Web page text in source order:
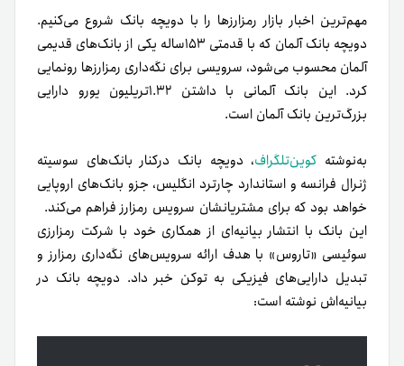
مهم‌ترین اخبار بازار رمزارزها را با دویچه بانک شروع می‌کنیم.
دویچه بانک آلمان که با قدمتی ۱۵۳‌ساله یکی از بانک‌های قدیمی‌
آلمان محسوب می‌شود، سرویسی برای نگه‌داری رمزارزها رونمایی
کرد. این بانک آلمانی با داشتن ۱.۳۲تریلیون یورو دارایی
بزرگ‌ترین بانک آلمان است.
به‌نوشته کوین‌تلگراف، دویچه بانک در‌کنار بانک‌های سوسیته
ژنرال فرانسه و استاندارد چارترد انگلیس، جزو بانک‌های اروپایی
خواهد بود که برای مشتریانشان سرویس رمزارز فراهم می‌کند.
این بانک با انتشار بیانیه‌ای از همکاری خود با شرکت رمزارزی
سوئیسی «تاروس» با هدف ارائه سرویس‌های نگه‌داری رمزارز و
تبدیل دارایی‌های فیزیکی به توکن خبر داد. دویچه بانک در
بیانیه‌اش نوشته است: